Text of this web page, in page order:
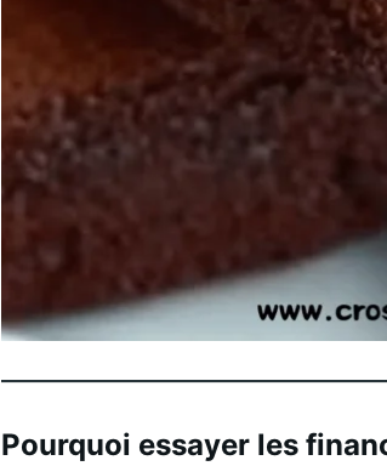
Pourquoi essayer les